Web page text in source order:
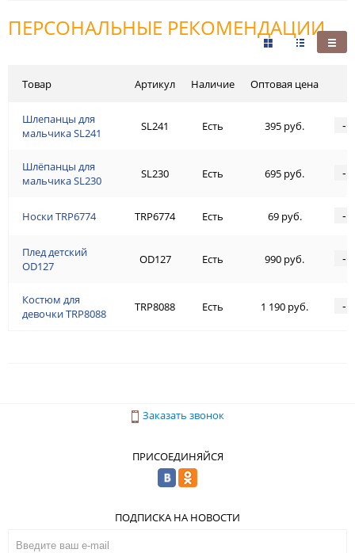
ПЕРСОНАЛЬНЫЕ РЕКОМЕНДАЦИИ
Товар
Шлепанцы для
мальчика SL241
Шлёпанцы для
мальчика SL230
Носки TRP6774
Плед детский
OD127
Костюм для
девочки TRP8088
Артикул Наличие Оптовая цена
SL241 Есть 395 руб. -
SL230 Есть 695 руб. -
TRP6774 Есть 69 руб. -
OD127 Есть 990 руб. -
TRP8088 Есть 1 190 руб. -
Заказать звонок
ПРИСОЕДИНЯЙСЯ
ПОДПИСКА НА НОВОСТИ